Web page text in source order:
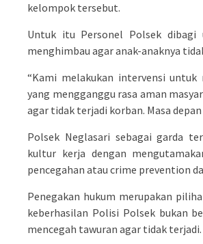
kelompok tersebut.
Untuk itu Personel Polsek dibagi
menghimbau agar anak-anaknya
“Kami melakukan intervensi
yang mengganggu rasa aman
agar tidak terjadi korban. Masa
Polsek Neglasari sebagai garda
kultur kerja dengan
pencegahan atau crime prevention
Penegakan hukum merupakan
keberhasilan Polisi Polsek bukan
mencegah tawuran agar tidak terjadi.